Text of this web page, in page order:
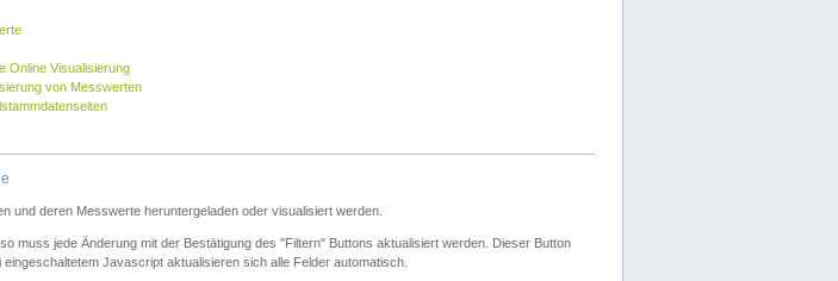
Online Visualisierung
von Messwerten
und deren Messwerte heruntergeladen oder visualisiert werden.
muss jede Änderung mit der Bestätigung des "Filtern" Buttons aktualisiert werden. Dieser Button
Javascript aktualisieren sich alle Felder automatisch.